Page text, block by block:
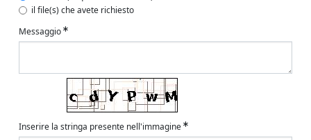
il file(s) che avete richiesto
Messaggio
Inserire la stringa presente nell'immagine